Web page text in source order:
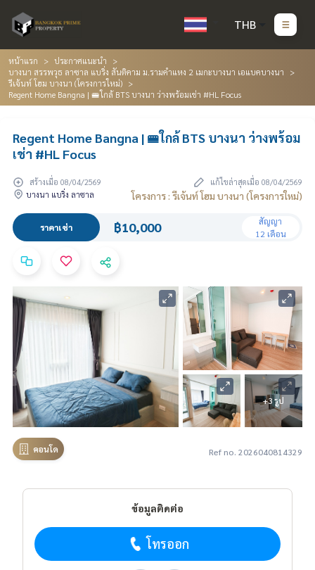
THB
หน้าแรก
ประกาศแนะนำ
บางนา สรรพวุธ ลาซาล แบริ่ง สันติคาม ม.รามคำแหง 2 เมกะบางนา เอแบคบางนา
รีเจ้นท์ โฮม บางนา (โครงการใหม่)
Regent Home Bangna | 🚝ใกล้ BTS บางนา ว่างพร้อมเช่า #HL Focus
Regent Home Bangna | 🚝ใกล้ BTS บางนา ว่างพร้อม
เช่า #HL Focus
สร้างเมื่อ 08/04/2569
แก้ไขล่าสุดเมื่อ 08/04/2569
บางนา แบริ่ง ลาซาล
โครงการ : รีเจ้นท์ โฮม บางนา (โครงการใหม่)
ราคาเช่า ฿10,000
สัญญา
12 เดือน
+3 รูป
คอนโด Ref no. 2026040814329
ข้อมูลติดต่อ
โทรออก